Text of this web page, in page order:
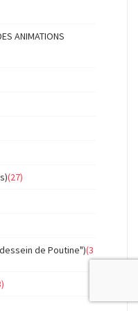
ANIMATIONS
(27)
dessein de Poutine")(3